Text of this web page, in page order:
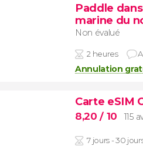
Paddle
marine du
Non évalué
2 heures
Annulation
Carte eSIM
8,20/ 10 115
7 jours - 30